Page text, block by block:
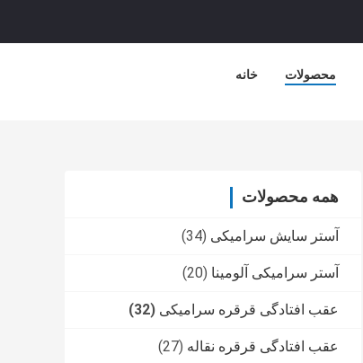
خانه محصولات
همه محصولات
آستر سایش سرامیکی (34)
آستر سرامیکی آلومینا (20)
عقب افتادگی قرقره سرامیکی (32)
عقب افتادگی قرقره نقاله (27)